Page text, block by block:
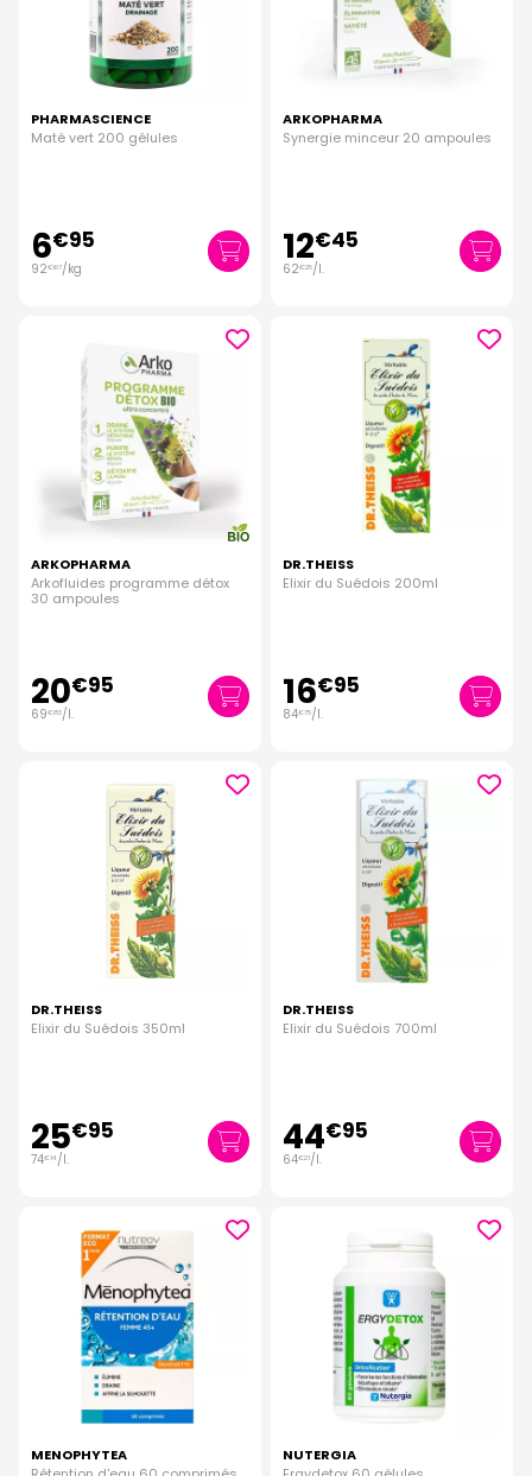
PHARMASCIENCE
Maté vert 200 gélules
6€95
92€67/kg
ARKOPHARMA
Synergie minceur 20 ampoules
12€45
62€25/l.
ARKOPHARMA
Arkofluides programme détox
30 ampoules
20€95
69€83/l.
DR.THEISS
Elixir du Suédois 200ml
16€95
84€75/l.
DR.THEISS
Elixir du Suédois 350ml
25€95
74€ 14 /l.
DR.THEISS
Elixir du Suédois 700ml
44€95
64€21/l.
MENOPHYTEA
NUTERGIA